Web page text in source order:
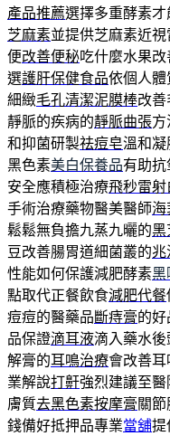
產品推薦選擇多重酵素
芝麻素並提供芝麻素近
便改善便秘吃什麼水果
選護肝保健食品依個人體
細緻毛孔清潔泥膜棒改善
靜脈的疾病的靜脈曲張方
和抑菌研製祛痘皂溫和凝
黑色素美白保養品有助
安全應積極治療飛秒雷射
手術治療藥物醫美醫師海
鬆鬆無負擔九蒸九曬的黑
豆改善腸胃道細菌叢的兆
性能如何保護減肥酵素黑
點取代正餐飲食減肥代餐
痘痘的醫藥品斷痔膏的好
品保證滴耳液滴入藥水
解膏的耳鳴治療會改善耳
業解說打鼾強烈建議至醫
膚質去黑色素按摩膏關
錢備好抵押品專業當舖提